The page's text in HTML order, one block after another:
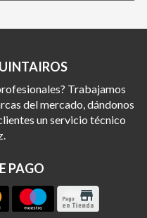
Trabajamos
del mercado, dándonos
un servicio técnico
PAGO